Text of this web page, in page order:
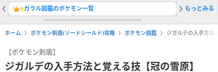
1ガラル図鑑のポケモン一覧 2ヨロイ
もっとみる
ホーム ポケモン剣盾(ソードシールド)攻略 ポケモン図鑑 ジガルデの入手方法
【ポケモン剣盾】
ジガルデの入手方法と覚える技【冠の雪原】